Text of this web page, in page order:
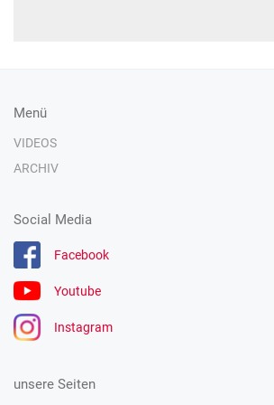
Menü
VIDEOS
ARCHIV
Social Media
Facebook
Youtube
Instagram
unsere Seiten